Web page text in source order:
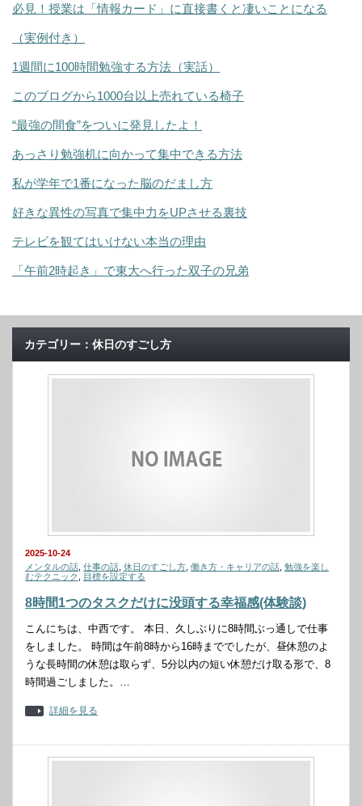
必見！授業は「情報カード」に直接書くと凄いことになる
（実例付き）
1週間に100時間勉強する方法（実話）
このブログから1000台以上売れている椅子
“最強の間食”をついに発見したよ！
あっさり勉強机に向かって集中できる方法
私が学年で1番になった脳のだまし方
好きな異性の写真で集中力をUPさせる裏技
テレビを観てはいけない本当の理由
「午前2時起き」で東大へ行った双子の兄弟
カテゴリー：休日のすごし方
2025-10-24
メンタルの話 仕事の話 休日のすごし方 働き方・キャリアの話 勉強を楽し
むテクニック
目標を設定する
8時間1つのタスクだけに没頭する幸福感(体験談)
こんにちは、中西です。 本日、久しぶりに8時間ぶっ通しで仕事
をしました。 時間は午前8時から16時まででしたが、昼休憩のよ
うな長時間の休憩は取らず、5分以内の短い休憩だけ取る形で、8
時間過ごしました。…
詳細を見る